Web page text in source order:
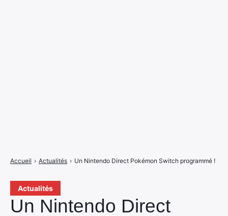
Actualités
Un Nintendo Direct
Accueil › Actualités › Un Nintendo Direct Pokémon Switch programmé !